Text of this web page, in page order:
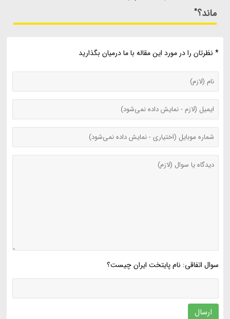
ماند؟"
* نظرتان را در مورد این مقاله با ما درمیان بگذارید
سوال اتفاقی: نام پایتخت ایران چیست؟
ارسال